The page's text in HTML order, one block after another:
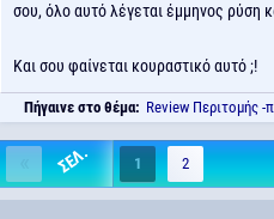
σου, όλο αυτό λέγεται έμμηνος ρύση
Και σου φαίνεται κουραστικό αυτό ;!
Πήγαινε στο θέμα: Review Περιτομής -
1 2